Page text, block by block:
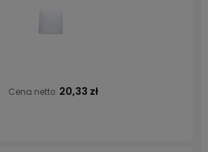
Cena netto: 20,33 zł